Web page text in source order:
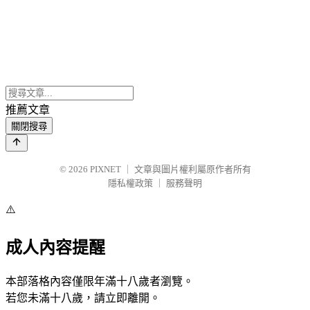
推薦文章
關閉搜尋
© 2026 PIXNET
文章與圖片權利屬原作者所有
隱私權政策
服務聲明
⚠️
成人內容提醒
本部落格內容僅限年滿十八歲者瀏覽。
若您未滿十八歲，請立即離開。